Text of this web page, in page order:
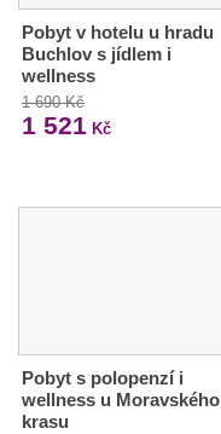
Pobyt v hotelu u hradu
Buchlov s jídlem i
wellness
1 690 Kč
1 521 Kč
Pobyt s polopenzí i
wellness u Moravského
krasu